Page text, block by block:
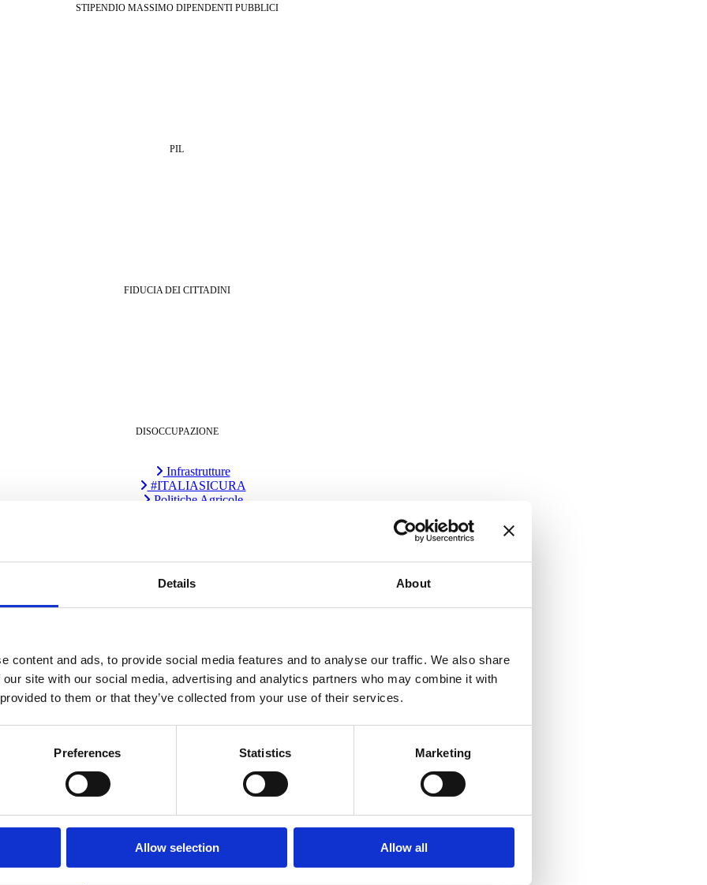
Details About
content and ads, to provide social media features and to analyse our traffic. We also share
site with our social media, advertising and analytics partners who may combine it with
to them or that they’ve collected from your use of their services.
Preferences Statistics Marketing
Allow selection Allow all
STIPENDIO MASSIMO DIPENDENTI PUBBLICI
PIL
FIDUCIA DEI CITTADINI
DISOCCUPAZIONE
Infrastrutture
#ITALIASICURA
Politiche Agricole
Ecoreati
Alternanza Scuola-Lavoro
18 App
Riforma 0-6
Innovazione Digitale Scuola
Ddl Lavoro Autonomo
Novità sulle pensioni 2018
Violenza di Genere
Immigrazione